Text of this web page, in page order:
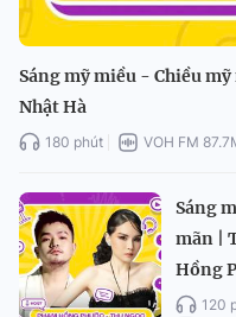
Sáng mỹ miều - Chiều
Nhật Hà
180 phút VOH FM
Sáng
mãn |
Hồng
120